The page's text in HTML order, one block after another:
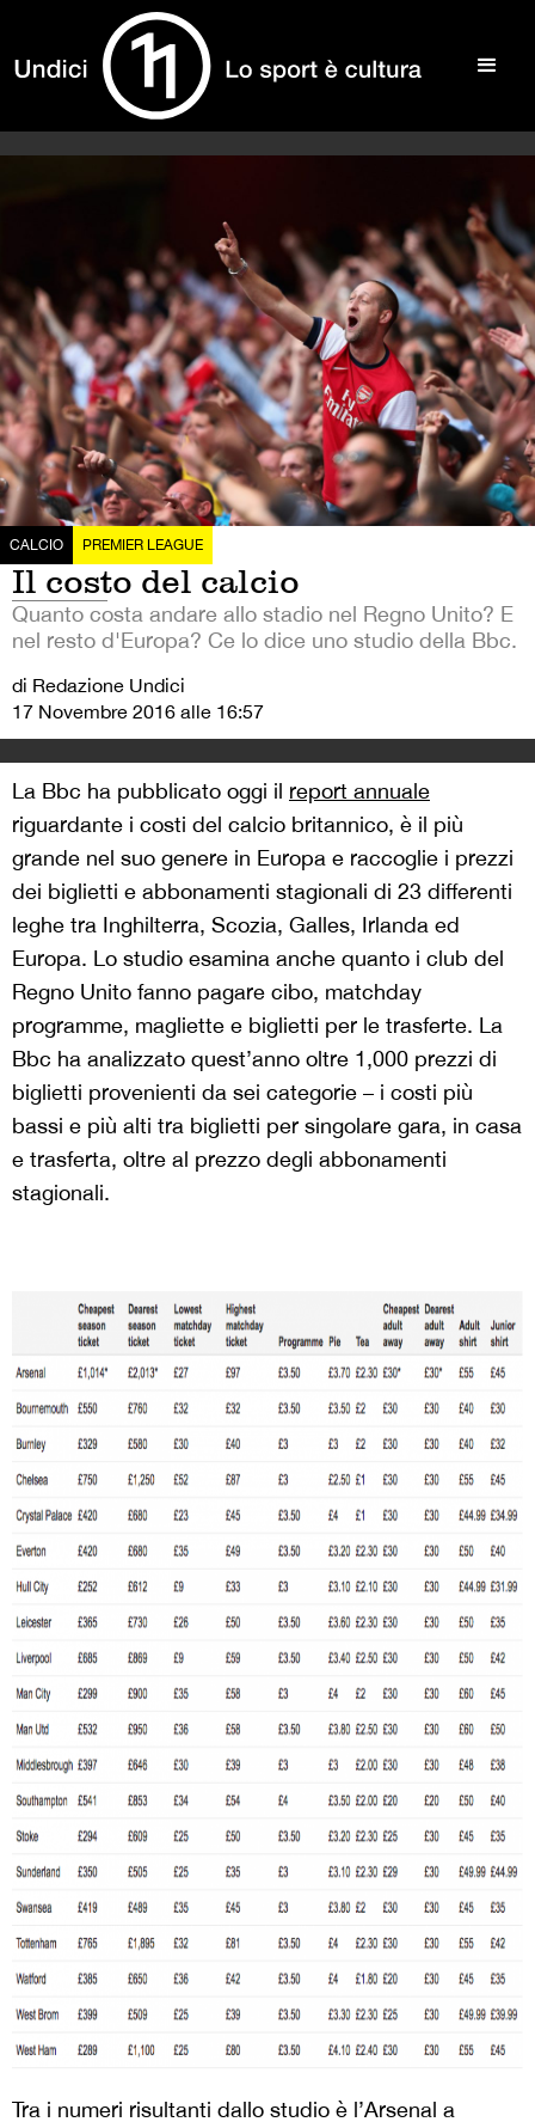
CALCIO PREMIER LEAGUE
Il costo del calcio
Quanto costa andare allo stadio nel Regno Unito? E
nel resto d'Europa? Ce lo dice uno studio della Bbc.
di Redazione Undici
17 Novembre 2016 alle 16:57
La Bbc ha pubblicato oggi il report annuale
riguardante i costi del calcio britannico, è il più
grande nel suo genere in Europa e raccoglie i prezzi
dei biglietti e abbonamenti stagionali di 23 differenti
leghe tra Inghilterra, Scozia, Galles, Irlanda ed
Europa. Lo studio esamina anche quanto i club del
Regno Unito fanno pagare cibo, matchday
programme, magliette e biglietti per le trasferte. La
Bbc ha analizzato quest’anno oltre 1,000 prezzi di
biglietti provenienti da sei categorie – i costi più
bassi e più alti tra biglietti per singolare gara, in casa
e trasferta, oltre al prezzo degli abbonamenti
stagionali.
Tra i numeri risultanti dallo studio è l’Arsenal a